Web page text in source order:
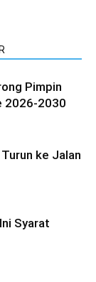
Pimpin
2026-2030
ke Jalan
Syarat